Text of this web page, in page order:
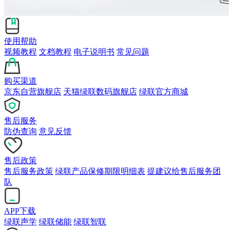
使用帮助
视频教程 文档教程 电子说明书 常见问题
购买渠道
京东自营旗舰店 天猫绿联数码旗舰店 绿联官方商城
售后服务
防伪查询 意见反馈
售后政策
售后服务政策 绿联产品保修期限明细表 提建议给售后服务团
队
APP下载
绿联声学 绿联储能 绿联智联